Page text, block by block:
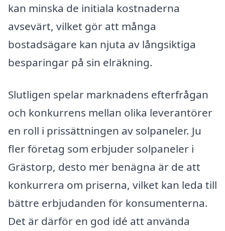
kan minska de initiala kostnaderna
avsevärt, vilket gör att många
bostadsägare kan njuta av långsiktiga
besparingar på sin elräkning.
Slutligen spelar marknadens efterfrågan
och konkurrens mellan olika leverantörer
en roll i prissättningen av solpaneler. Ju
fler företag som erbjuder solpaneler i
Grästorp, desto mer benägna är de att
konkurrera om priserna, vilket kan leda till
bättre erbjudanden för konsumenterna.
Det är därför en god idé att använda